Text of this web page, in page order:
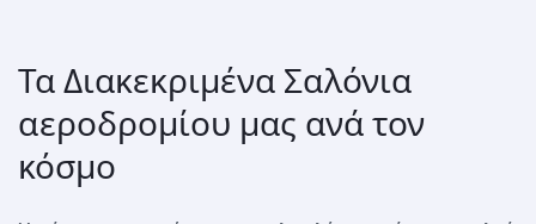
Τα Διακεκριμένα Σαλόνια
αεροδρομίου μας ανά τον
κόσμο